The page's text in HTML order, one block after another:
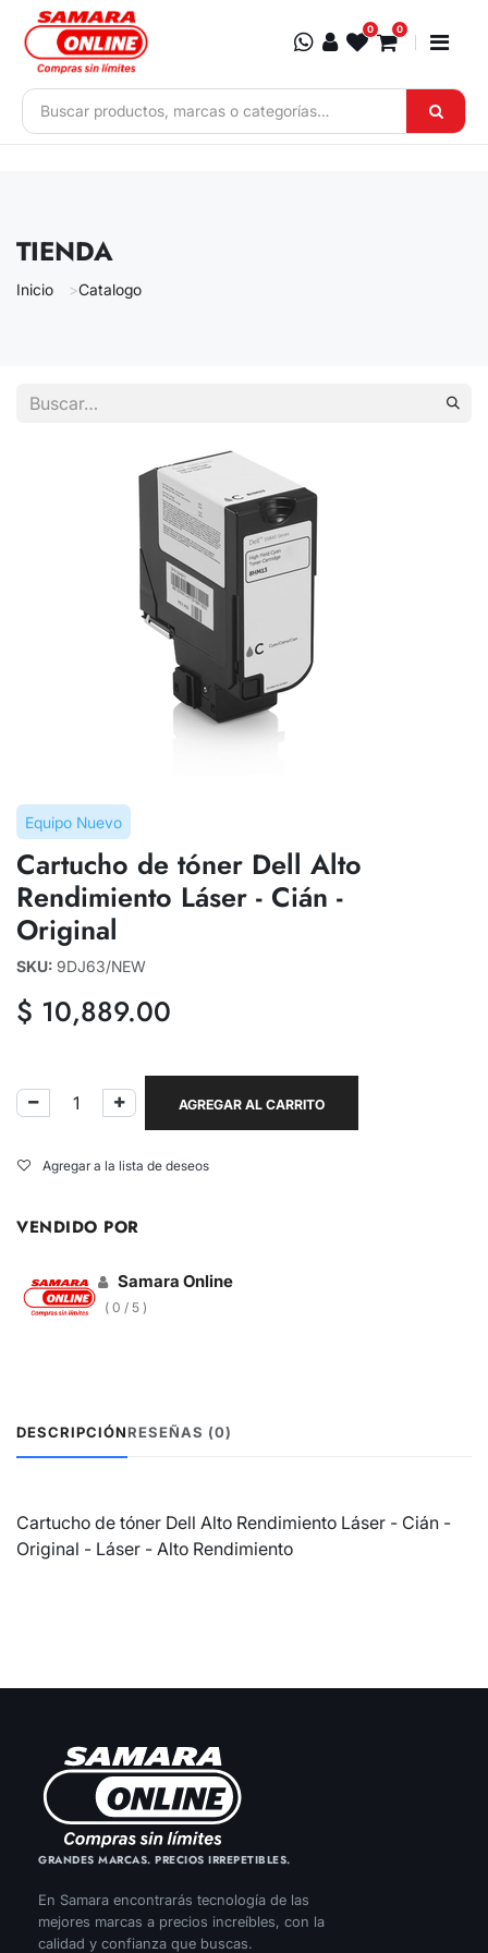
Ir al contenido
0 0
TIENDA
Inicio Catalogo
Equipo Nuevo
Cartucho de tóner Dell Alto
Rendimiento Láser - Cián -
Original
SKU: 9DJ63/NEW
$ 10,889.00
AGREGAR AL CARRITO
Agregar a la lista de deseos
VENDIDO POR
Samara Online
( 0 / 5 )
DESCRIPCIÓNRESEÑAS (0)
Cartucho de tóner Dell Alto Rendimiento Láser - Cián -
Original - Láser - Alto Rendimiento
GRANDES MARCAS. PRECIOS IRREPETIBLES.
En Samara encontrarás tecnología de las
mejores marcas a precios increíbles, con la
calidad y confianza que buscas.